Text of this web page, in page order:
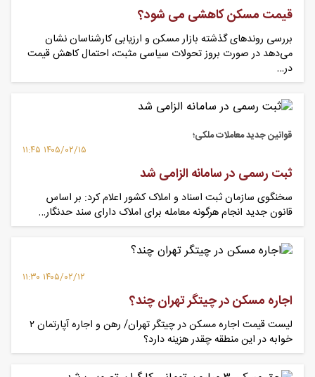
قیمت مسکن کاهشی می شود؟
بررسی روندهای گذشته بازار مسکن و ارزیابی کارشناسان نشان
می‌دهد در صورت بروز تحولات سیاسی مثبت، احتمال کاهش قیمت
در…
قوانین جدید معاملات ملکی؛
۱۴۰۵/۰۲/۱۵ ۱۱:۴۵
ثبت رسمی در سامانه الزامی شد
سخنگوی سازمان ثبت اسناد و املاک کشور اعلام کرد: بر اساس
قانون جدید انجام هرگونه معامله برای املاک دارای سند حدنگار…
۱۴۰۵/۰۲/۱۲ ۱۱:۳۰
اجاره مسکن در چیتگر تهران چند؟
لیست قیمت اجاره مسکن در چیتگر تهران/ رهن و اجاره آپارتمان ۲
خوابه در این منطقه چقدر هزینه دارد؟